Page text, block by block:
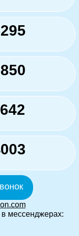
мессенджерах: